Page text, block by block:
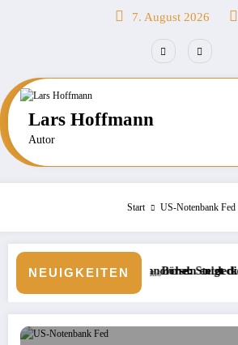
7. August 2026
Lars Hoffmann
Autor
Start US-Notenbank Fed
NEUIGKEITEN
Schnorcheln entdecken
Börse: Steigt die Inflation wieder?